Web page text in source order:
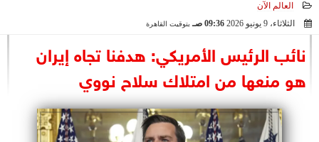
السياسة
الرئاسة
البرلمان
الوزارات
العالم الآن
الثلاثاء، 9 يونيو 2026
09:36 صـ بتوقيت القاهرة
نائب الرئيس الأمريكي: هدفنا تجاه إيران
هو منعها من امتلاك سلاح نووي